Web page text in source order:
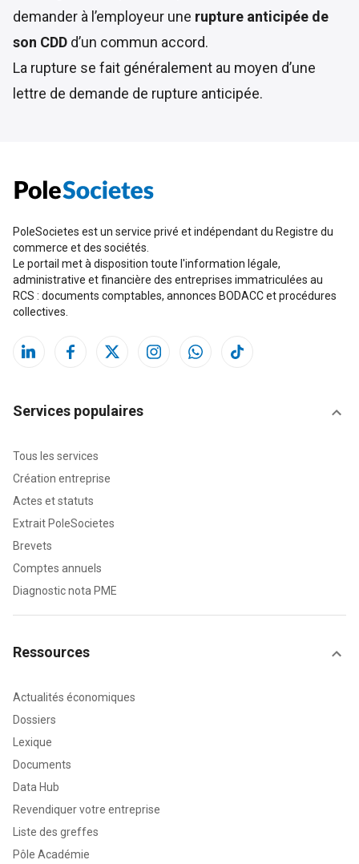
demander à l’employeur une rupture anticipée de
son CDD d’un commun accord.
La rupture se fait généralement au moyen d’une
lettre de demande de rupture anticipée.
PoleSocietes est un service privé et indépendant du Registre du
commerce et des sociétés.
Le portail met à disposition toute l'information légale,
administrative et financière des entreprises immatriculées au
RCS : documents comptables, annonces BODACC et procédures
collectives.
Services populaires
Tous les services
Création entreprise
Actes et statuts
Extrait PoleSocietes
Brevets
Comptes annuels
Diagnostic nota PME
Ressources
Actualités économiques
Dossiers
Lexique
Documents
Data Hub
Revendiquer votre entreprise
Liste des greffes
Pôle Académie